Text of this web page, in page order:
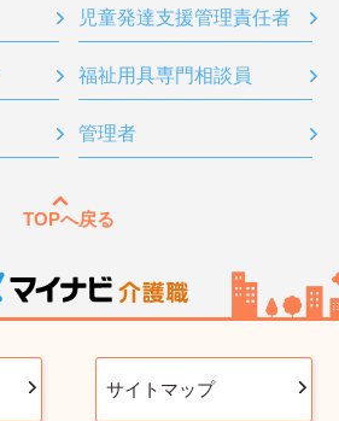
児童発達支援管理責任者
福祉用具専門相談員
管理者
TOPへ戻る
サイトマップ